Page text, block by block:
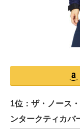
1位：ザ・ノース
ンタークティカバ